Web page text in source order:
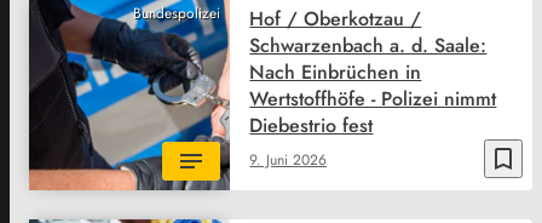
Bundespolizei
bookmark_border
9. Juni 2026
Hof / Oberkotzau /
Schwarzenbach a. d. Saale:
Nach Einbrüchen in
Wertstoffhöfe - Polizei nimmt
Diebestrio fest